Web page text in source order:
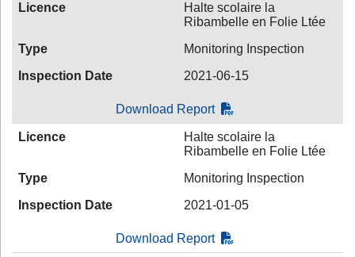
Licence
Halte scolaire la
Ribambelle en Folie Ltée
Type
Monitoring Inspection
Inspection Date
2021-06-15
Download Report
Licence
Halte scolaire la
Ribambelle en Folie Ltée
Type
Monitoring Inspection
Inspection Date
2021-01-05
Download Report